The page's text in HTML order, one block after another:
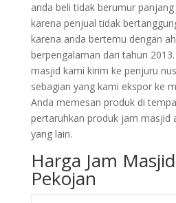
anda beli tidak berumur
karena penjual tidak
karena anda bertemu dengan
berpengalaman dari tahun
masjid kami kirim ke penjuru
sebagian yang kami ekspor ke
Anda memesan produk di
pertaruhkan produk jam masjid
yang lain.
Harga Jam
Pekojan